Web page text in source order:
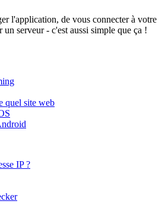
l'application, de vous connecter à votre
un serveur - c'est aussi simple que ça !
quel site web
IP ?